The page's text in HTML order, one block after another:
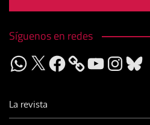
Síguenos en redes
WhatsApp
X Facebook YouTubeInstagram
Bluesky
La revista